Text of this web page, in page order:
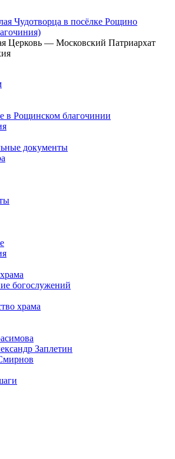
Чудотворца в посёлке Рощино
Церковь — Московский Патриархат
в Рощинском благочинии
документы
богослужений
храма
Заплетин